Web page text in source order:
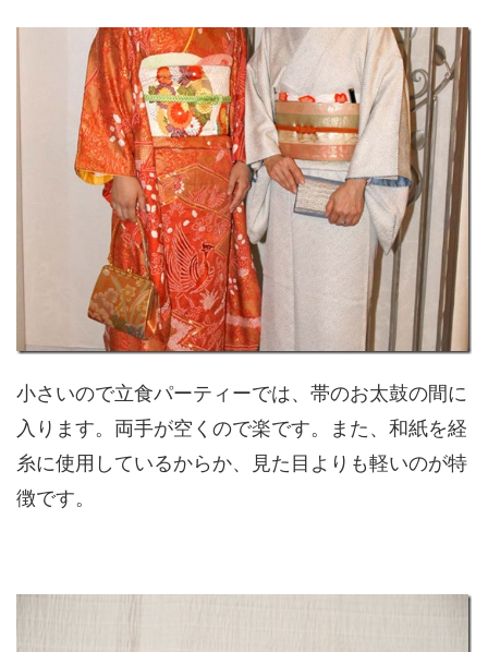
小さいので立食パーティーでは、帯のお太鼓の間に
入ります。両手が空くので楽です。また、和紙を経
糸に使用しているからか、見た目よりも軽いのが特
徴です。